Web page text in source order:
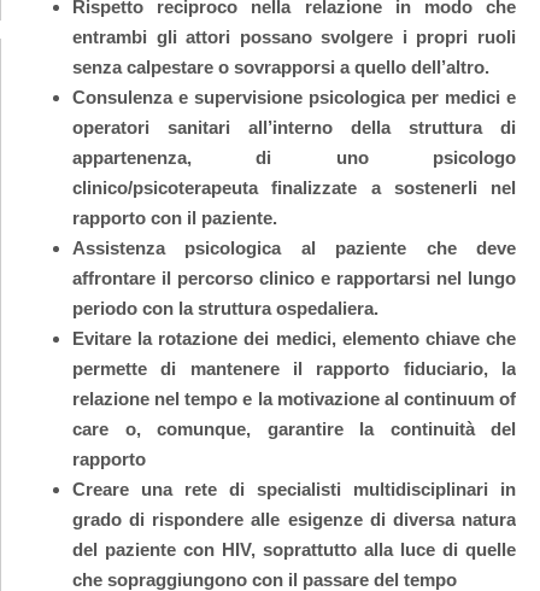
Rispetto reciproco nella relazione in modo che
entrambi gli attori possano svolgere i propri ruoli
senza calpestare o sovrapporsi a quello dell’altro.
Consulenza e supervisione psicologica per medici e
operatori sanitari all’interno della struttura di
appartenenza, di uno psicologo
clinico/psicoterapeuta finalizzate a sostenerli nel
rapporto con il paziente.
Assistenza psicologica al paziente che deve
affrontare il percorso clinico e rapportarsi nel lungo
periodo con la struttura ospedaliera.
Evitare la rotazione dei medici, elemento chiave che
permette di mantenere il rapporto fiduciario, la
relazione nel tempo e la motivazione al continuum of
care o, comunque, garantire la continuità del
rapporto
Creare una rete di specialisti multidisciplinari in
grado di rispondere alle esigenze di diversa natura
del paziente con HIV, soprattutto alla luce di quelle
che sopraggiungono con il passare del tempo